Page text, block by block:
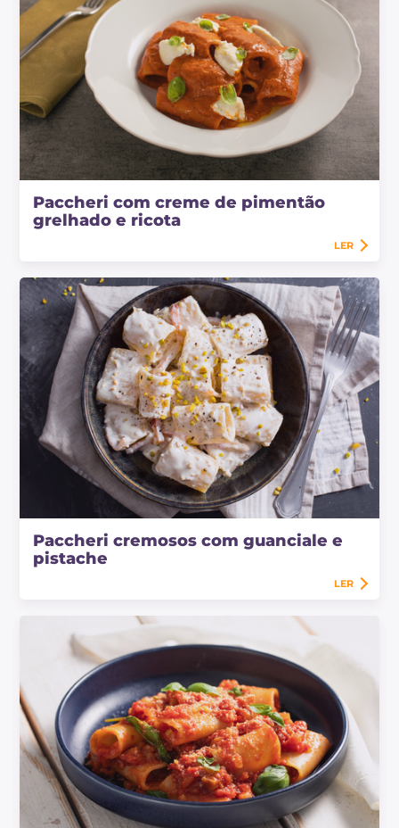
Paccheri com creme de pimentão
grelhado e ricota
LER
Paccheri cremosos com guanciale e
pistache
LER